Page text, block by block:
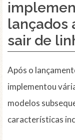
lançados
sair de
Após o
implementou
modelos
características